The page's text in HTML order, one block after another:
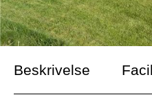
Beskrivelse